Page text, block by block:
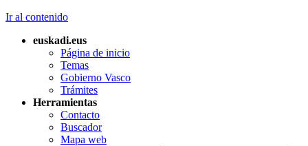
Ir al contenido
euskadi.eus
Página de inicio
Temas
Gobierno Vasco
Trámites
Herramientas
Contacto
Buscador
Mapa web